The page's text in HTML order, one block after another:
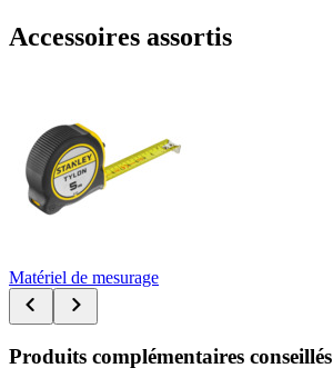
Accessoires assortis
Matériel de mesurage
Produits complémentaires conseillés